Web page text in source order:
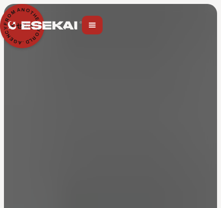
イセカイ
A
G
E
N
C
Y
F
R
O
M AN OTH
E
R
W
O
R
L
D
.